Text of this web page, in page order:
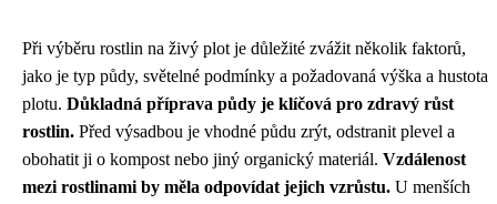
Při výběru rostlin na živý plot je důležité zvážit několik faktorů,
jako je typ půdy, světelné podmínky a požadovaná výška a hustota
plotu. Důkladná příprava půdy je klíčová pro zdravý růst
rostlin. Před výsadbou je vhodné půdu zrýt, odstranit plevel a
obohatit ji o kompost nebo jiný organický materiál. Vzdálenost
mezi rostlinami by měla odpovídat jejich vzrůstu. U menších